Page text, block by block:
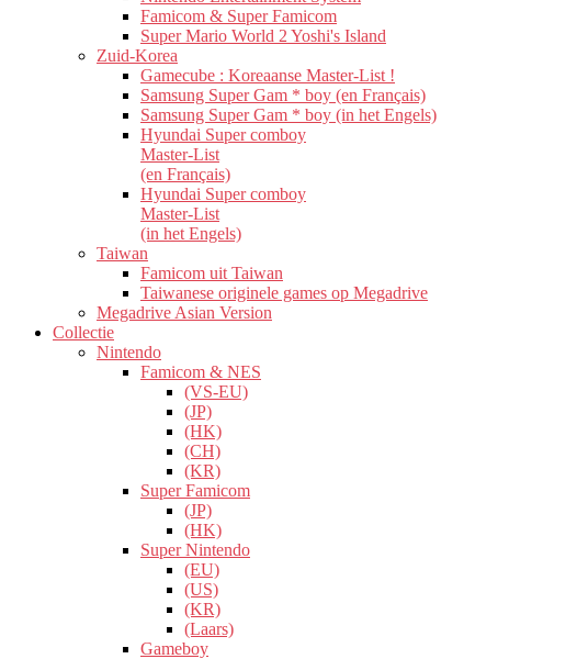
Famicom & Super Famicom
Super Mario World 2 Yoshi's Island
Zuid-Korea
Gamecube : Koreaanse Master-List !
Samsung Super Gam * boy (en Français)
Samsung Super Gam * boy (in het Engels)
Hyundai Super comboy
Master-List
(en Français)
Hyundai Super comboy
Master-List
(in het Engels)
Taiwan
Famicom uit Taiwan
Taiwanese originele games op Megadrive
Megadrive Asian Version
Collectie
Nintendo
Famicom & NES
(VS-EU)
(JP)
(HK)
(CH)
(KR)
Super Famicom
(JP)
(HK)
Super Nintendo
(EU)
(US)
(KR)
(Laars)
Gameboy